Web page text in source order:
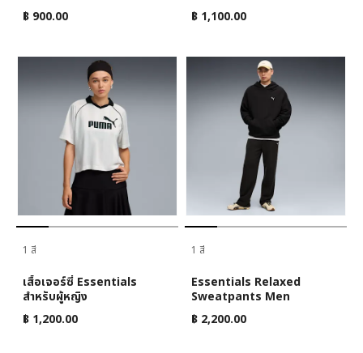
฿ 900.00
฿ 1,100.00
1 สี
เสื้อเจอร์ซี่ Essentials
สำหรับผู้หญิง
฿ 1,200.00
1 สี
Essentials Relaxed
Sweatpants Men
฿ 2,200.00